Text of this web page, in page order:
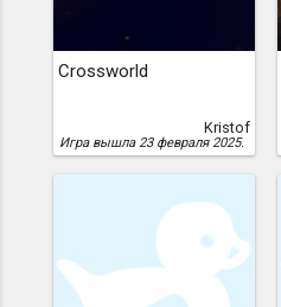
Crossworld
Kristof
Игра вышла 23 февраля 2025.